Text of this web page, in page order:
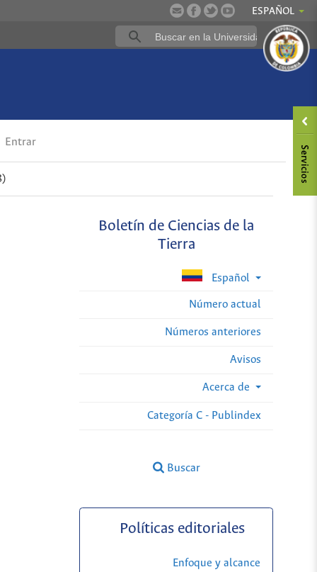
ESPAÑOL
Entrar
Boletín de Ciencias de la
Tierra
Español
Número actual
Números anteriores
Avisos
Acerca de
Categoría C - Publindex
Buscar
Políticas editoriales
Enfoque y alcance